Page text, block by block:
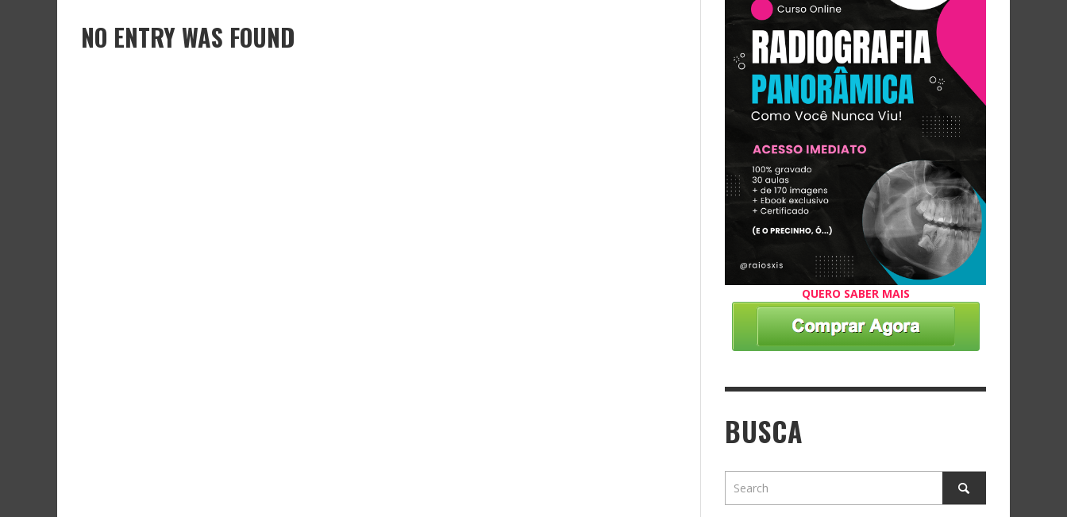
NO ENTRY WAS FOUND
QUERO SABER MAIS
BUSCA